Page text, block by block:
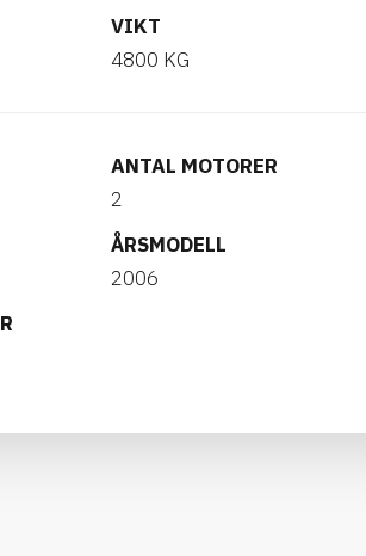
VIKT
4800 KG
ANTAL MOTORER
2
ÅRSMODELL
2006